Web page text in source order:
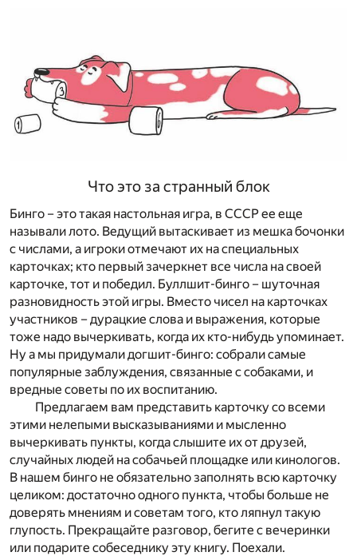
Что это за странный блок
Бинго – это такая настольная игра, в СССР ее еще
называли лото. Ведущий вытаскивает из мешка бочонки
с числами, а игроки отмечают их на специальных
карточках; кто первый зачеркнет все числа на своей
карточке, тот и победил. Буллшит-бинго – шуточная
разновидность этой игры. Вместо чисел на карточках
участников – дурацкие слова и выражения, которые
тоже надо вычеркивать, когда их кто-нибудь упоминает.
Ну а мы придумали догшит-бинго: собрали самые
популярные заблуждения, связанные с собаками, и
вредные советы по их воспитанию.
Предлагаем вам представить карточку со всеми
этими нелепыми высказываниями и мысленно
вычеркивать пункты, когда слышите их от друзей,
случайных людей на собачьей площадке или кинологов.
В нашем бинго не обязательно заполнять всю карточку
целиком: достаточно одного пункта, чтобы больше не
доверять мнениям и советам того, кто ляпнул такую
глупость. Прекращайте разговор, бегите с вечеринки
или подарите собеседнику эту книгу. Поехали.